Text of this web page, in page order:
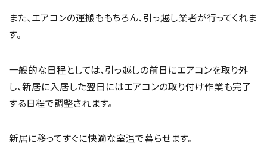
また、エアコンの運搬ももちろん、引っ越し業者が行ってくれま
す。
一般的な日程としては、引っ越しの前日にエアコンを取り外
し、新居に入居した翌日にはエアコンの取り付け作業も完了
する日程で調整されます。
新居に移ってすぐに快適な室温で暮らせます。